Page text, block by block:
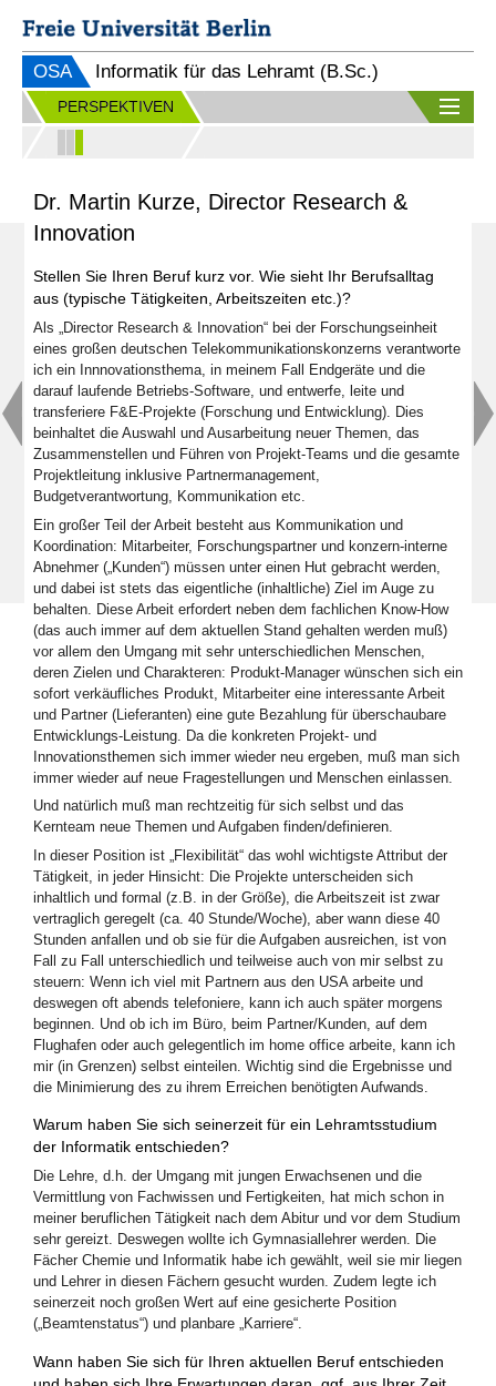
OSA Informatik für das Lehramt (B.Sc.)
PERSPEKTIVEN
Dr. Martin Kurze, Director Research &
Innovation
Stellen Sie Ihren Beruf kurz vor. Wie sieht Ihr Berufsalltag
aus (typische Tätigkeiten, Arbeitszeiten etc.)?
Als „Director Research & Innovation“ bei der Forschungseinheit
eines großen deutschen Telekommunikationskonzerns verantworte
ich ein Innnovationsthema, in meinem Fall Endgeräte und die
darauf laufende Betriebs-Software, und entwerfe, leite und
transferiere F&E-Projekte (Forschung und Entwicklung). Dies
beinhaltet die Auswahl und Ausarbeitung neuer Themen, das
Zusammenstellen und Führen von Projekt-Teams und die gesamte
Projektleitung inklusive Partnermanagement,
Budgetverantwortung, Kommunikation etc.
Ein großer Teil der Arbeit besteht aus Kommunikation und
Koordination: Mitarbeiter, Forschungspartner und konzern-interne
Abnehmer („Kunden“) müssen unter einen Hut gebracht werden,
und dabei ist stets das eigentliche (inhaltliche) Ziel im Auge zu
behalten. Diese Arbeit erfordert neben dem fachlichen Know-How
(das auch immer auf dem aktuellen Stand gehalten werden muß)
vor allem den Umgang mit sehr unterschiedlichen Menschen,
deren Zielen und Charakteren: Produkt-Manager wünschen sich ein
sofort verkäufliches Produkt, Mitarbeiter eine interessante Arbeit
und Partner (Lieferanten) eine gute Bezahlung für überschaubare
Entwicklungs-Leistung. Da die konkreten Projekt- und
Innovationsthemen sich immer wieder neu ergeben, muß man sich
immer wieder auf neue Fragestellungen und Menschen einlassen.
Und natürlich muß man rechtzeitig für sich selbst und das
Kernteam neue Themen und Aufgaben finden/definieren.
In dieser Position ist „Flexibilität“ das wohl wichtigste Attribut der
Tätigkeit, in jeder Hinsicht: Die Projekte unterscheiden sich
inhaltlich und formal (z.B. in der Größe), die Arbeitszeit ist zwar
vertraglich geregelt (ca. 40 Stunde/Woche), aber wann diese 40
Stunden anfallen und ob sie für die Aufgaben ausreichen, ist von
Fall zu Fall unterschiedlich und teilweise auch von mir selbst zu
steuern: Wenn ich viel mit Partnern aus den USA arbeite und
deswegen oft abends telefoniere, kann ich auch später morgens
beginnen. Und ob ich im Büro, beim Partner/Kunden, auf dem
Flughafen oder auch gelegentlich im home office arbeite, kann ich
mir (in Grenzen) selbst einteilen. Wichtig sind die Ergebnisse und
die Minimierung des zu ihrem Erreichen benötigten Aufwands.
Warum haben Sie sich seinerzeit für ein Lehramtsstudium
der Informatik entschieden?
Die Lehre, d.h. der Umgang mit jungen Erwachsenen und die
Vermittlung von Fachwissen und Fertigkeiten, hat mich schon in
meiner beruflichen Tätigkeit nach dem Abitur und vor dem Studium
sehr gereizt. Deswegen wollte ich Gymnasiallehrer werden. Die
Fächer Chemie und Informatik habe ich gewählt, weil sie mir liegen
und Lehrer in diesen Fächern gesucht wurden. Zudem legte ich
seinerzeit noch großen Wert auf eine gesicherte Position
(„Beamtenstatus“) und planbare „Karriere“.
Wann haben Sie sich für Ihren aktuellen Beruf entschieden